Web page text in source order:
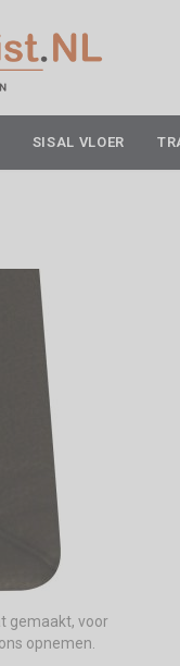
SISAL VLOER
gemaakt, voor
opnemen.